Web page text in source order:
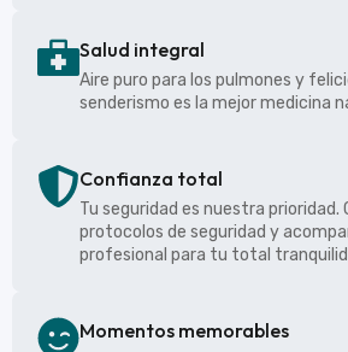
Salud integral
Aire puro para los pulmones y
senderismo es la mejor medicina
Confianza total
Tu seguridad es nuestra prioridad.
protocolos de seguridad y
profesional para tu total
Momentos memorables